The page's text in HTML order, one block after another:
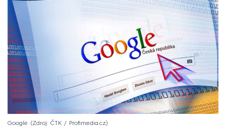
Google Zdroj: ČTK / Profimedia.cz